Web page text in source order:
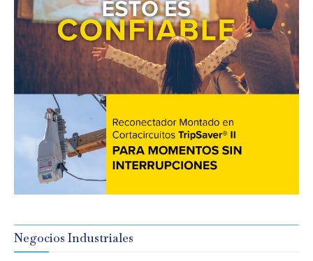
Negocios Industriales